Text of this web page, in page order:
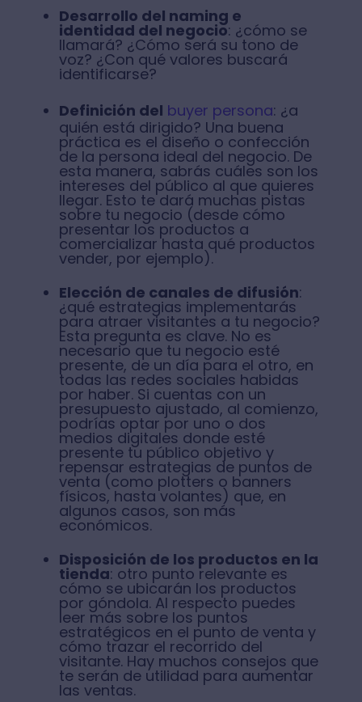
Desarrollo del naming e
identidad del negocio: ¿cómo se
llamará? ¿Cómo será su tono de
voz? ¿Con qué valores buscará
identificarse?
Definición del buyer persona: ¿a
quién está dirigido? Una buena
práctica es el diseño o confección
de la persona ideal del negocio. De
esta manera, sabrás cuáles son los
intereses del público al que quieres
llegar. Esto te dará muchas pistas
sobre tu negocio (desde cómo
presentar los productos a
comercializar hasta qué productos
vender, por ejemplo).
Elección de canales de difusión:
¿qué estrategias implementarás
para atraer visitantes a tu negocio?
Esta pregunta es clave. No es
necesario que tu negocio esté
presente, de un día para el otro, en
todas las redes sociales habidas
por haber. Si cuentas con un
presupuesto ajustado, al comienzo,
podrías optar por uno o dos
medios digitales donde esté
presente tu público objetivo y
repensar estrategias de puntos de
venta (como plotters o banners
físicos, hasta volantes) que, en
algunos casos, son más
económicos.
Disposición de los productos en la
tienda: otro punto relevante es
cómo se ubicarán los productos
por góndola. Al respecto puedes
leer más sobre los puntos
estratégicos en el punto de venta y
cómo trazar el recorrido del
visitante. Hay muchos consejos que
te serán de utilidad para aumentar
las ventas.